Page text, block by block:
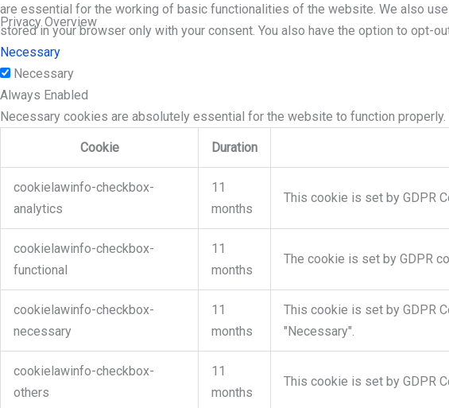
Privacy Overview
are essential for the working of basic functionalities of the website. We also
stored in your browser only with your consent. You also have the option to
Necessary
Necessary
Always Enabled
Necessary cookies are absolutely essential for the website to function
Cookie Duration
cookielawinfo-checkbox-
analytics
11
months
This cookie is set by GDPR
cookielawinfo-checkbox-
functional
11
months
The cookie is set by GDPR
cookielawinfo-checkbox-
necessary
11
months
This cookie is set by GDPR
"Necessary".
cookielawinfo-checkbox-
others
11
months
This cookie is set by GDPR